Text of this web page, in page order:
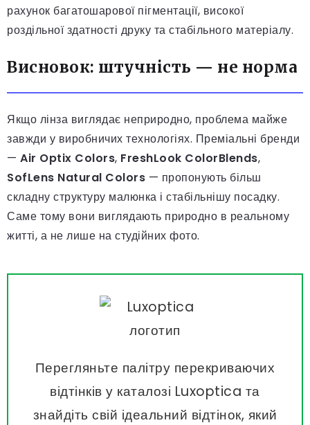
рахунок багатошарової пігментації, високої
роздільної здатності друку та стабільного матеріалу.
Висновок: штучність — не норма
Якщо лінза виглядає неприродно, проблема майже
завжди у виробничих технологіях. Преміальні бренди
— Air Optix Colors, FreshLook ColorBlends,
SofLens Natural Colors — пропонують більш
складну структуру малюнка і стабільнішу посадку.
Саме тому вони виглядають природно в реальному
житті, а не лише на студійних фото.
Перегляньте палітру перекриваючих
відтінків у каталозі Luxoptica та
знайдіть свій ідеальний відтінок, який